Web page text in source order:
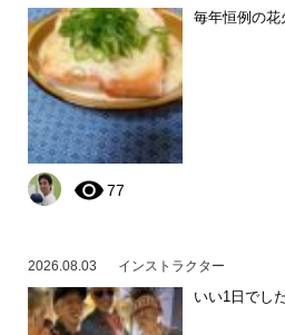
毎年恒例の
77
2026.08.03 インストラクター
いい1日でし